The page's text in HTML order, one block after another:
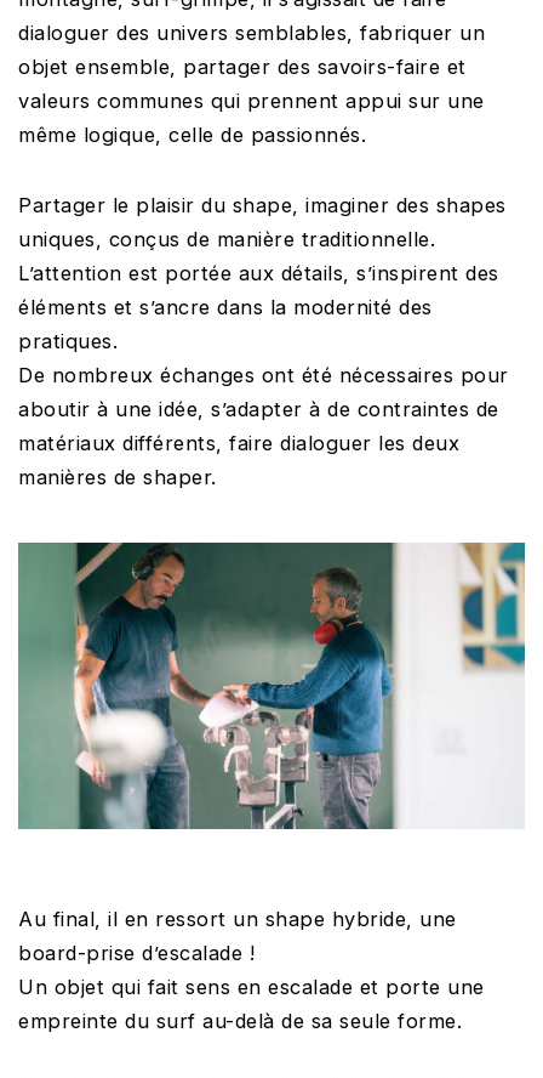
dialoguer des univers semblables, fabriquer un
objet ensemble, partager des savoirs-faire et
valeurs communes qui prennent appui sur une
même logique, celle de passionnés.
Partager le plaisir du shape, imaginer des shapes
uniques, conçus de manière traditionnelle.
L’attention est portée aux détails, s’inspirent des
éléments et s’ancre dans la modernité des
pratiques.
De nombreux échanges ont été nécessaires pour
aboutir à une idée, s’adapter à de contraintes de
matériaux différents, faire dialoguer les deux
manières de shaper.
Au final, il en ressort un shape hybride, une
board-prise d’escalade !
Un objet qui fait sens en escalade et porte une
empreinte du surf au-delà de sa seule forme.